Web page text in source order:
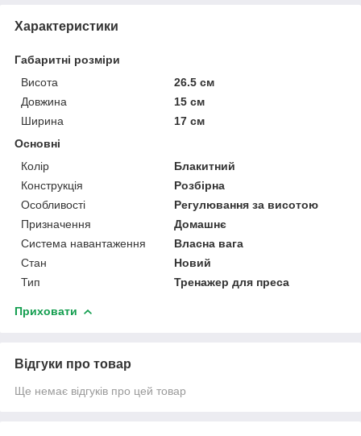
Характеристики
Габаритні розміри
Висота
26.5 см
Довжина
15 см
Ширина
17 см
Основні
Колір
Блакитний
Конструкція
Розбірна
Особливості
Регулювання за висотою
Призначення
Домашнє
Система навантаження
Власна вага
Стан
Новий
Тип
Тренажер для преса
Приховати
Відгуки про товар
Ще немає відгуків про цей товар